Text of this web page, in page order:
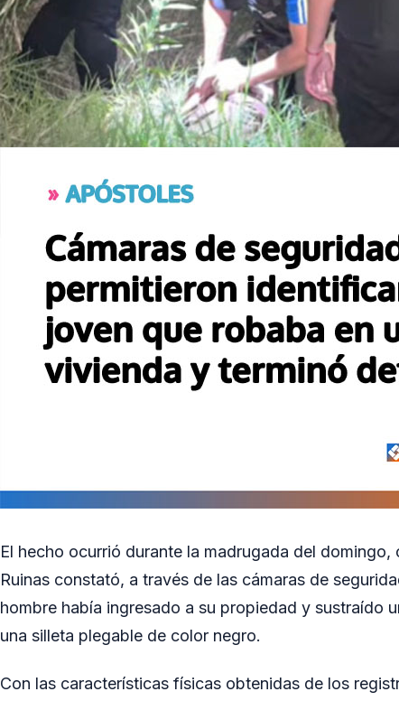
El hecho ocurrió durante la madrugada del
Ruinas constató, a través de las cámaras de
hombre había ingresado a su propiedad y sustraído
una silleta plegable de color negro.
Con las características físicas obtenidas de los